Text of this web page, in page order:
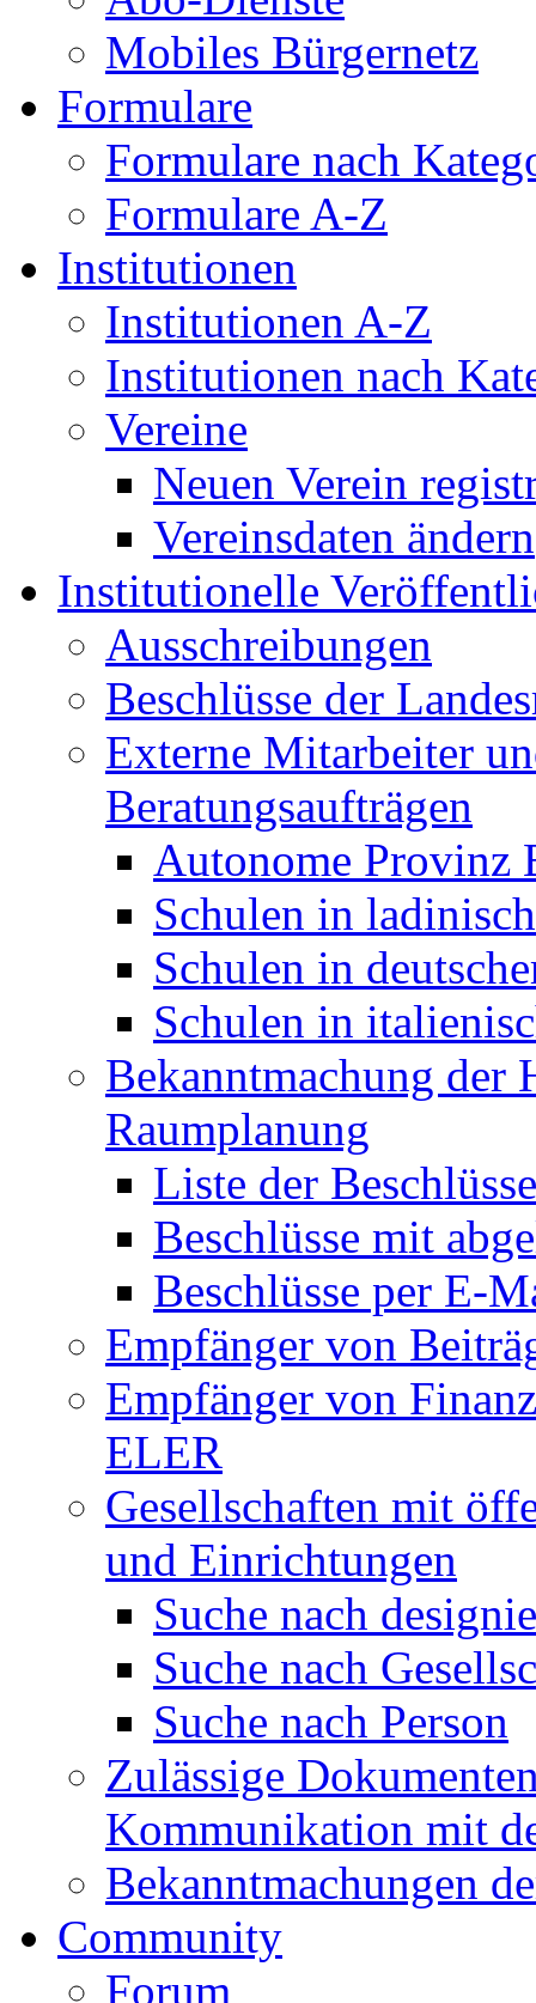
Mobiles Bürgernetz
Formulare
Formulare nach
Formulare A-Z
Institutionen
Institutionen A-Z
Institutionen nach
Vereine
Neuen Verein
Vereinsdaten ändern
Institutionelle
Ausschreibungen
Beschlüsse der
Externe Mitarbeiter
Beratungsaufträgen
Autonome Provinz
Schulen in
Schulen in
Schulen in
Bekanntmachung der
Raumplanung
Liste der
Beschlüsse mit
Beschlüsse per E-
Empfänger von
Empfänger von
ELER
Gesellschaften mit
und Einrichtungen
Suche nach
Suche nach
Suche nach Person
Zulässige
Kommunikation mit
Bekanntmachungen
Community
Forum